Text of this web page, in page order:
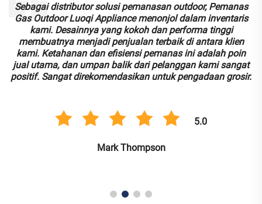
Sebagai distributor solusi pemanasan outdoor, Pemanas
Gas Outdoor Luoqi Appliance menonjol dalam inventaris
kami. Desainnya yang kokoh dan performa tinggi
membuatnya menjadi penjualan terbaik di antara klien
kami. Ketahanan dan efisiensi pemanas ini adalah poin
jual utama, dan umpan balik dari pelanggan kami sangat
positif. Sangat direkomendasikan untuk pengadaan grosir.
5.0
Mark Thompson